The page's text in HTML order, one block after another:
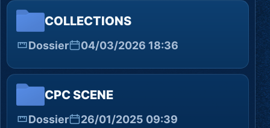
COLLECTIONS
Dossier 04/03/2026 18:36
CPC SCENE
Dossier 26/01/2025 09:39